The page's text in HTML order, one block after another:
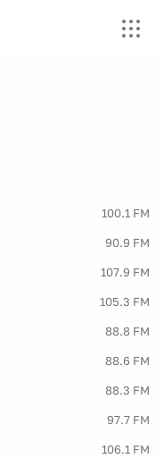
100.1 FM
90.9 FM
107.9 FM
105.3 FM
88.8 FM
88.6 FM
88.3 FM
97.7 FM
106.1 FM